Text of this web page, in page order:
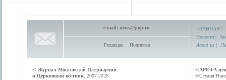
e-mail: news@jmp.ru
Редакция Подписка
ГЛАВНАЯ |
Новости |
About us |
© Журнал Московской Патриархии
и Церковный вестник , 2007-2026
©АРЕФА-
©Студия